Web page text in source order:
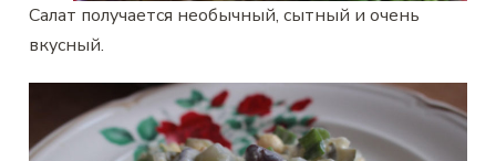
Салат получается необычный, сытный и очень
вкусный.